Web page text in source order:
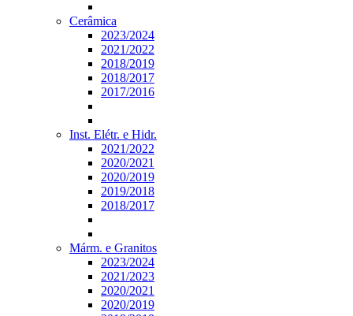
Cerâmica
2023/2024
2021/2022
2018/2019
2018/2017
2017/2016
Inst. Elétr. e Hidr.
2021/2022
2020/2021
2020/2019
2019/2018
2018/2017
Márm. e Granitos
2023/2024
2021/2023
2020/2021
2020/2019